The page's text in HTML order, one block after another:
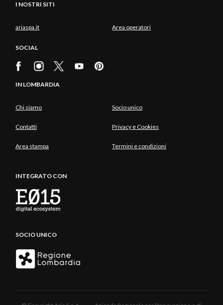
I NOSTRI SITI
ariaspa.it Area operatori
SOCIAL
IN LOMBARDIA
Chi siamo Socio unico
Contatti Privacy e Cookies
Area stampa Termini e condizioni
INTEGRATO CON
SOCIO UNICO